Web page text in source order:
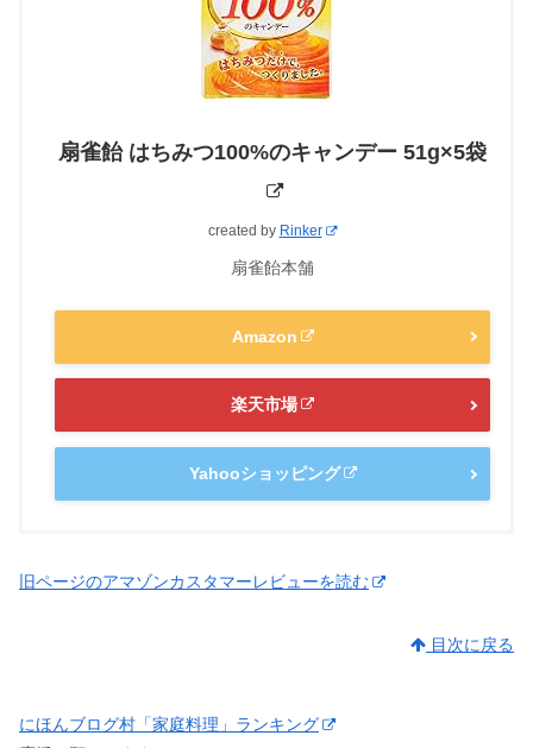
扇雀飴 はちみつ100%のキャンデー 51g×5袋
created by Rinker
扇雀飴本舗
Amazon
楽天市場
Yahooショッピング
旧ページのアマゾンカスタマーレビューを読む
目次に戻る
にほんブログ村「家庭料理」ランキング